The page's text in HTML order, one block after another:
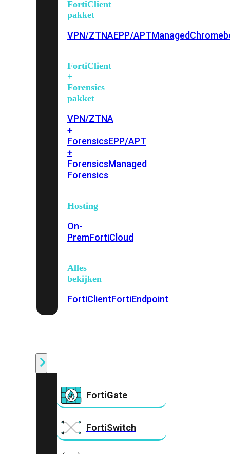
FortiClient
pakket
VPN/ZTNAEPP/APTManaged
FortiClient
+
Forensics
pakket
VPN/ZTNA
+
ForensicsEPP/APT
+
ForensicsManaged
Forensics
Hosting
On-
PremFortiCloud
Alles
bekijken
FortiClientFortiEndpoint
FortiGate
FortiSwitch